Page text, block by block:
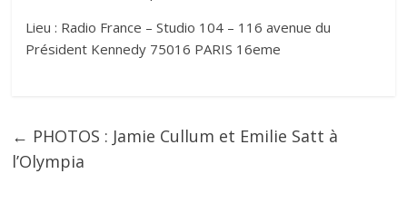
Lieu : Radio France – Studio 104 – 116 avenue du
Président Kennedy 75016 PARIS 16eme
← PHOTOS : Jamie Cullum et Emilie Satt à
l’Olympia